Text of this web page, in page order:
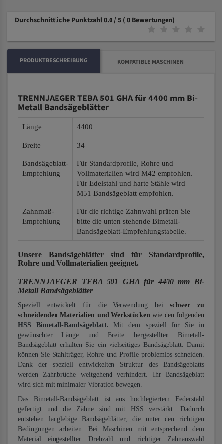
Durchschnittliche Punktzahl 0.0 / 5 ( 0 Bewertungen)
PRODUKTBESCHREIBUNG KOMPATIBLE MASCHINEN
TRENNJAEGER TEBA 501 GHA für 4400 mm Bi-
Metall Bandsägeblätter
Länge 4400
Breite 34
Bandsägeblatt-
Empfehlung
Für Standardprofile, Rohre und
Vollmaterialien wird M42 empfohlen.
Für Edelstahl und harte Stähle wird
M51 Bandsägeblatt empfohlen.
Zahnmaß-
Empfehlung
Für die richtige Zahnwahl prüfen Sie
bitte die unten stehende Bimetall-
Bandsägeblatt-Empfehlungstabelle.
Unsere Bandsägeblätter sind für Standardprofile,
Rohre und Vollmaterialien geeignet.
TRENNJAEGER TEBA 501 GHA für 4400 mm Bi-
Metall Bandsägeblätter
Speziell entwickelt für die Verwendung beischwer zu
schneidenden Materialien und Werkstücken wie den folgenden
HSS Bimetall-Bandsägeblatt. Mit dem speziell für Sie in
gewünschter Länge und Breite hergestellten Bimetall-
Bandsägeblatt erhalten Sie ein vielseitiges Bandsägeblatt. Damit
können Sie Stahlträger, Rohre und Profile problemlos schneiden.
Dank der speziell entwickelten Struktur des Bandsägeblatts
werden Zahnbrüche weitgehend verhindert. Ihr Bandsägeblatt
wird sich mit minimaler Vibration bewegen.
Das Bimetall-Bandsägeblatt ist aus hochlegiertem Federstahl
gefertigt und die Zähne sind mit HSS verstärkt. Dadurch
entstehen langlebige Bandsägeblätter, die unter den richtigen
Bedingungen arbeiten. Bei Maschinen mit entsprechend dem
Material eingestellter Drehzahl und richtiger Zahnauswahl